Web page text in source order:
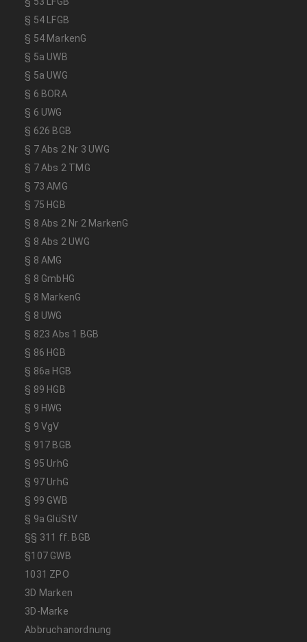
§ 54 LFGB
§ 54 MarkenG
§ 5a UWB
§ 5a UWG
§ 6 BORA
§ 6 UWG
§ 626 BGB
§ 7 Abs 2 Nr 3 UWG
§ 7 Abs 2 TMG
§ 73 AMG
§ 75 HGB
§ 8 Abs 2 Nr 2 MarkenG
§ 8 Abs 2 UWG
§ 8 AMG
§ 8 GmbHG
§ 8 MarkenG
§ 8 UWG
§ 823 Abs 1 BGB
§ 86 HGB
§ 86a HGB
§ 89 HGB
§ 9 HWG
§ 9 VgV
§ 917 BGB
§ 95 UrhG
§ 97 UrhG
§ 99 GWB
§ 9a GlüStV
§§ 311 ff. BGB
§107 GWB
1031 ZPO
3D Marken
3D-Marke
Abbruchanordnung